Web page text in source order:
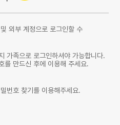
외부 계정으로 로그인할 수
가족으로 로그인하셔야 가능합니다.
를 만드신 후에 이용해 주세요.
번호 찾기를 이용해주세요.